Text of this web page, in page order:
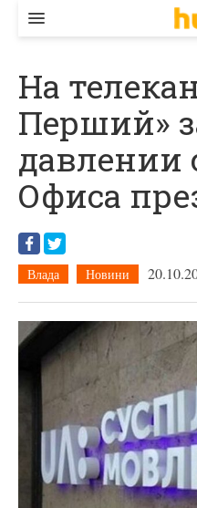
ЕКОНОМІКА
БІЗНЕС
СТАРТЕР
КОНТАКТИ
На
Перший»
давлении
Офиса
Влада Новини